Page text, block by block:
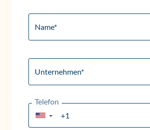
Name*
Unternehmen*
Telefon
▼